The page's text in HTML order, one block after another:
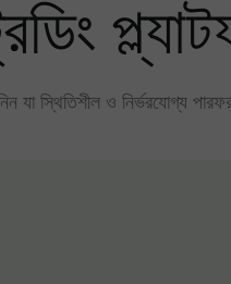
যা স্থিতিশীল ও নির্ভরযোগ্য